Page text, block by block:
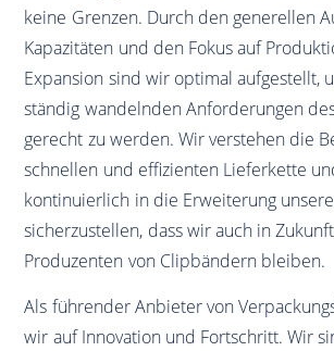
keine Grenzen. Durch den generellen
Kapazitäten und den Fokus auf
Expansion sind wir optimal aufgestellt,
ständig wandelnden Anforderungen
gerecht zu werden. Wir verstehen die
schnellen und effizienten Lieferkette
kontinuierlich in die Erweiterung
sicherzustellen, dass wir auch in
Produzenten von Clipbändern bleiben.
Als führender Anbieter von
wir auf Innovation und Fortschritt. Wir